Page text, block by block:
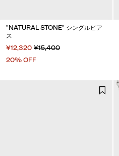
"NATURAL STONE" シングルピア
ス
¥12,320 ¥15,400
20% OFF